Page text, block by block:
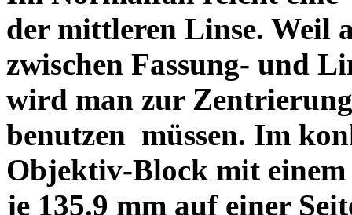
der mittleren Linse. Weil
zwischen Fassung- und
wird man zur
benutzen müssen. Im
Objektiv-Block mit einem
je 135.9 mm auf einer